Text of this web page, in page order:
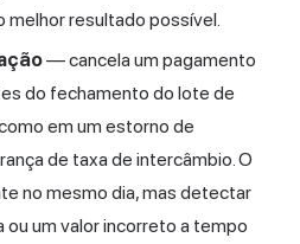
resultado possível.
— cancela um pagamento
do fechamento do lote de
em um estorno de
de taxa de intercâmbio. O
no mesmo dia, mas detectar
ou um valor incorreto a tempo